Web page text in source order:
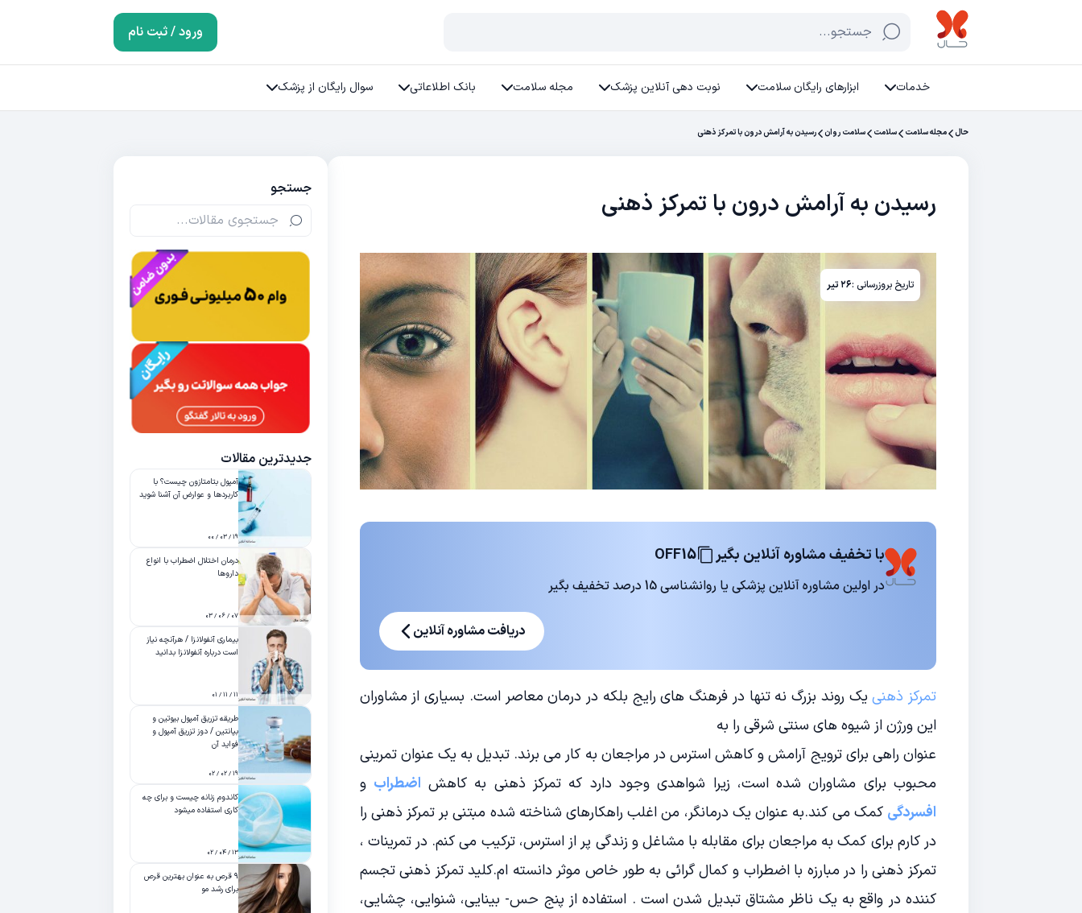
جستجو... ورود / ثبت نام
خدمات ابزارهای رایگان سلامت نوبت دهی آنلاین پزشک مجله سلامت بانک اطلاعاتی سوال رایگان از پزشک
حال مجله سلامت سلامت سلامت روان رسیدن به آرامش درون با تمرکز ذهنی
رسیدن به آرامش درون با تمرکز ذهنی
تاریخ بروزرسانی :۲۶ تیر
با تخفیف مشاوره آنلاین بگیر OFF15
در اولین مشاوره آنلاین پزشکی یا روانشناسی 15 درصد تخفیف بگیر
دریافت مشاوره آنلاین
تمرکز ذهنییک روند بزرگ نه تنها در فرهنگ های رایج بلکه در درمان معاصر است. بسیاری از مشاوران
این ورژن از شیوه های سنتی شرقی را به
عنوان راهی برای ترویج آرامش و کاهش استرس در مراجعان به کار می برند. تبدیل به یک عنوان تمرینی
محبوب برای مشاوران شده است، زیرا شواهدی وجود دارد که تمرکز ذهنی به کاهش اضطراب و
افسردگی کمک می کند.به عنوان یک درمانگر، من اغلب راهکارهای شناخته شده مبتنی بر تمرکز ذهنی را
در کارم برای کمک به مراجعان برای مقابله با مشاغل و زندگی پر از استرس، ترکیب می کنم. در تمرینات ،
تمرکز ذهنی را در مبارزه با اضطراب و کمال گرائی به طور خاص موثر دانسته ام.کلید تمرکز ذهنی تجسم
کننده در واقع به یک ناظر مشتاق تبدیل شدن است . استفاده از پنج حس- بینایی، شنوایی، چشایی،
جستجو
جدیدترین مقالات
آمپول بتامتازون چیست؟ با
کاربردها و عوارض آن آشنا شوید
۱۹ / ۰۳ / ۰۰
درمان اختلال اضطراب با انواع
داروها
۰۷ / ۰۶ / ۰۳
بیماری آنفولانزا / هرآنچه نیاز
است درباره آنفولانزا بدانید
۱۱ / ۱۱ / ۰۱
طریقه تزریق آمپول بیوتین و
بپانتین / دوز تزریق آمپول و
فواید آن
۱۹ / ۰۲ / ۰۲
کاندوم زنانه چیست و برای چه
کاری استفاده میشود
۱۳ / ۰۴ / ۰۲
۹ قرص به عنوان بهترین قرص
برای رشد مو